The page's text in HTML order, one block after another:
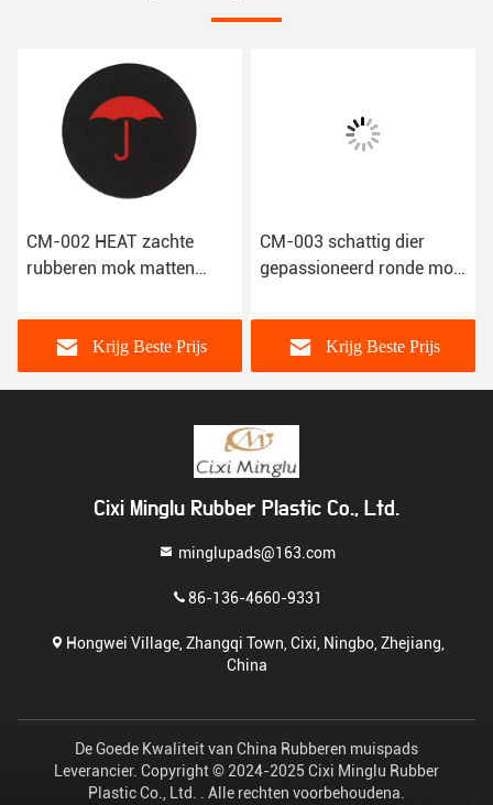
HEAT zachte
mok matten
Krijg Beste Prijs
CM-003 schattig dier
gepassioneerd ronde mok
coasters
Krijg Beste Prijs
Cixi Minglu Rubber Plastic Co., Ltd.
minglupads@163.com
86-136-4660-9331
Hongwei Village, Zhangqi Town, Cixi, Ningbo, Zhejiang,
China
De Goede Kwaliteit van China Rubberen muispads
Leverancier. Copyright © 2024-2025 Cixi Minglu Rubber
Plastic Co., Ltd. . Alle rechten voorbehoudena.